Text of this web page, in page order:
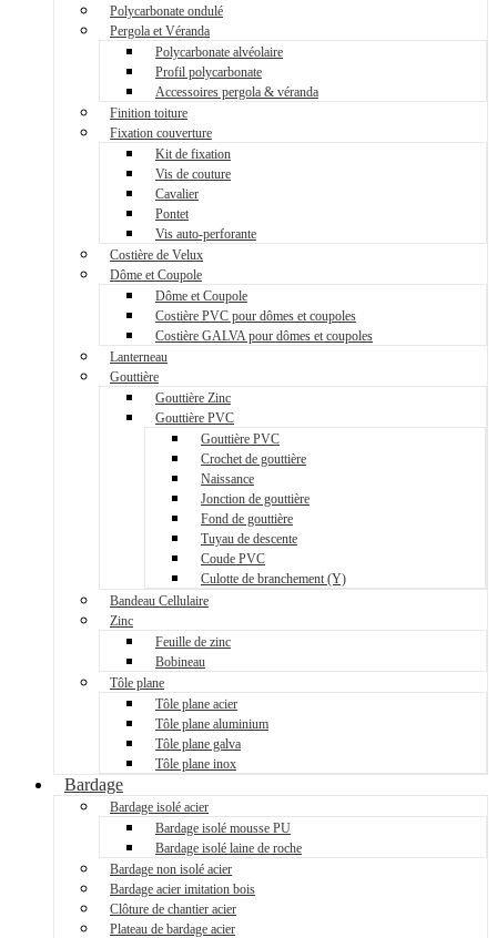
Polycarbonate ondulé
Pergola et Véranda
Polycarbonate alvéolaire
Profil polycarbonate
Accessoires pergola & véranda
Finition toiture
Fixation couverture
Kit de fixation
Vis de couture
Cavalier
Pontet
Vis auto-perforante
Costière de Velux
Dôme et Coupole
Dôme et Coupole
Costière PVC pour dômes et coupoles
Costière GALVA pour dômes et coupoles
Lanterneau
Gouttière
Gouttière Zinc
Gouttière PVC
Gouttière PVC
Crochet de gouttière
Naissance
Jonction de gouttière
Fond de gouttière
Tuyau de descente
Coude PVC
Culotte de branchement (Y)
Bandeau Cellulaire
Zinc
Feuille de zinc
Bobineau
Tôle plane
Tôle plane acier
Tôle plane aluminium
Tôle plane galva
Tôle plane inox
Bardage
Bardage isolé acier
Bardage isolé mousse PU
Bardage isolé laine de roche
Bardage non isolé acier
Bardage acier imitation bois
Clôture de chantier acier
Plateau de bardage acier